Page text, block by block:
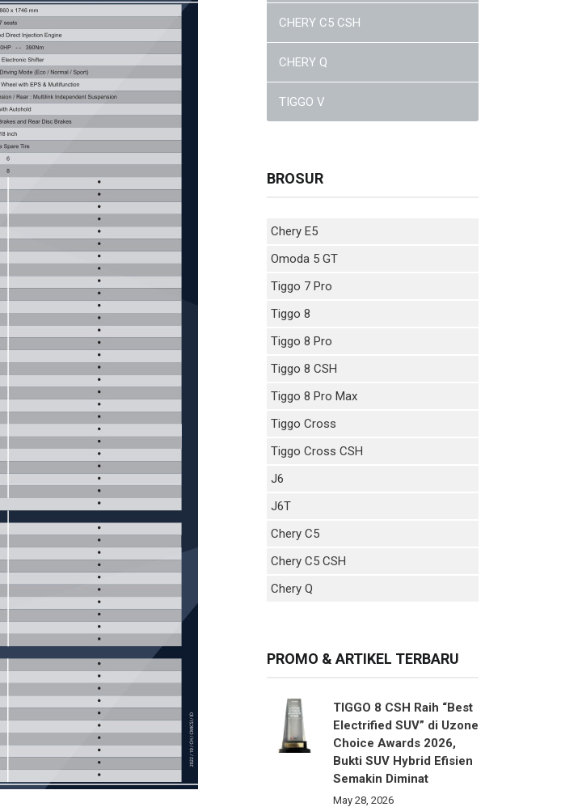
CHERY C5 CSH
CHERY Q
TIGGO V
BROSUR
Chery E5
Omoda 5 GT
Tiggo 7 Pro
Tiggo 8
Tiggo 8 Pro
Tiggo 8 CSH
Tiggo 8 Pro Max
Tiggo Cross
Tiggo Cross CSH
J6
J6T
Chery C5
Chery C5 CSH
Chery Q
PROMO & ARTIKEL TERBARU
TIGGO 8 CSH Raih “Best
Electrified SUV” di Uzone
Choice Awards 2026,
Bukti SUV Hybrid Efisien
Semakin Diminat
May 28, 2026